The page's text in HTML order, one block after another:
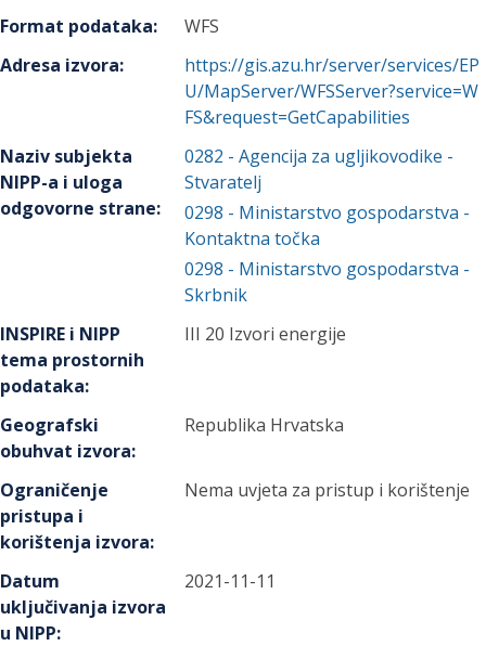
Format podataka:
WFS
Adresa izvora:
https://gis.azu.hr/server/services/EP
U/MapServer/WFSServer?service=W
FS&request=GetCapabilities
Naziv subjekta
NIPP-a i uloga
odgovorne strane:
0282 -Agencija za ugljikovodike -
Stvaratelj
0298 - Ministarstvo gospodarstva -
Kontaktna točka
0298 - Ministarstvo gospodarstva -
Skrbnik
INSPIRE i NIPP
tema prostornih
podataka:
III 20 Izvori energije
Geografski
obuhvat izvora:
Republika Hrvatska
Ograničenje
pristupa i
korištenja izvora:
Nema uvjeta za pristup i korištenje
Datum
uključivanja izvora
u NIPP:
2021-11-11